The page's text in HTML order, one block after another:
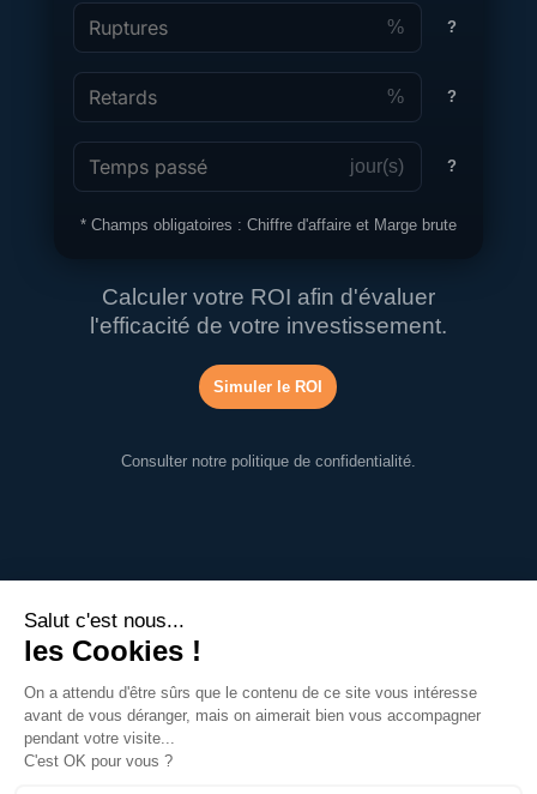
Ruptures
% ?
Retards
% ?
Temps passé
jour(s) ?
* Champs obligatoires : Chiffre d'affaire et Marge brute
Calculer votre ROI afin d'évaluer
l'efficacité de votre investissement.
Simuler le ROI
Consulter notre politique de confidentialité.
Mentions Légales